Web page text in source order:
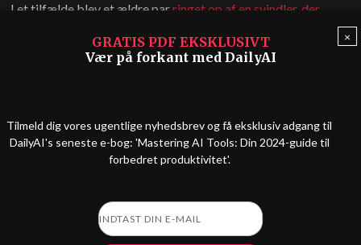
I et tilfælde blev et ældre parringet op af en svindler, der
Han påstod, at han var i
fængsel og havde brug for penge til kaution. I et andet
tilfælde forsøgte en svindler at få en løsesum på $1 millioner
Khan fremhæver, at der allerede findes love, som er designet
til at beskytte folk mod bedrag, og at de bør håndhæves over
"Der er ingen AI-fritagelse fra love, der
forbyder diskrimination ... Efterhånden som disse ting bliver
mere indlejret i, hvordan daglige beslutninger træffes, tror
×
GRATIS PDF EKSKLUSIVT
Vær på forkant med DailyAI
Tilmeld dig vores ugentlige nyhedsbrev og få eksklusiv adgang til
DailyAI's seneste e-bog: 'Mastering AI Tools: Din 2024-guide til
forbedret produktivitet'.